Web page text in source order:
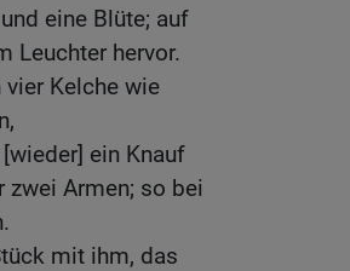
eine Blüte; auf
Leuchter hervor.
Kelche wie
ein Knauf
zwei Armen; so bei
mit ihm, das